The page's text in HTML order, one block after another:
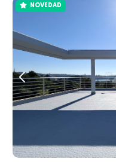
NOVEDAD